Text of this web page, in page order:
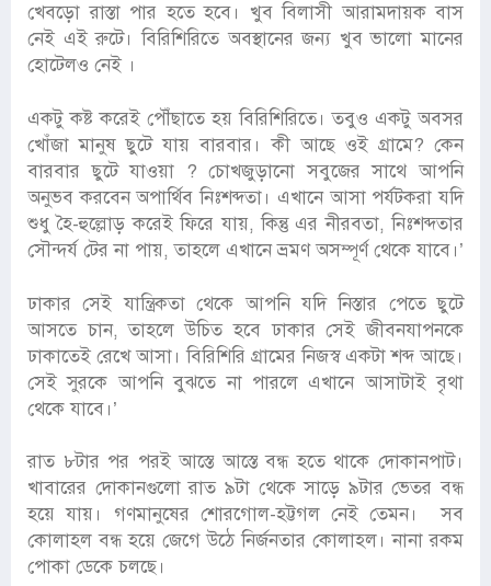
খেবড়ো রাস্তা পার হতে হবে। খুব বিলাসী আরামদায়ক বাস
নেই এই রুটে। বিরিশিরিতে অবস্থানের জন্য খুব ভালো মানের
হোটেলও নেই ।
একটু কষ্ট করেই পৌঁছাতে হয় বিরিশিরিতে। তবুও একটু অবসর
খোঁজা মানুষ ছুটে যায় বারবার। কী আছে ওই গ্রামে? কেন
বারবার ছুটে যাওয়া ? চোখজুড়ানো সবুজের সাথে আপনি
অনুভব করবেন অপার্থিব নিঃশব্দতা। এখানে আসা পর্যটকরা যদি
শুধু হৈ-হুল্লোড় করেই ফিরে যায়, কিন্তু এর নীরবতা, নিঃশব্দতার
সৌন্দর্য টের না পায়, তাহলে এখানে ভ্রমণ অসম্পূর্ণ থেকে যাবে।’
ঢাকার সেই যান্ত্রিকতা থেকে আপনি যদি নিস্তার পেতে ছুটে
আসতে চান, তাহলে উচিত হবে ঢাকার সেই জীবনযাপনকে
ঢাকাতেই রেখে আসা। বিরিশিরি গ্রামের নিজস্ব একটা শব্দ আছে।
সেই সুরকে আপনি বুঝতে না পারলে এখানে আসাটাই বৃথা
থেকে যাবে।’
রাত ৮টার পর পরই আস্তে আস্তে বন্ধ হতে থাকে দোকানপাট।
খাবারের দোকানগুলো রাত ৯টা থেকে সাড়ে ৯টার ভেতর বন্ধ
হয়ে যায়। গণমানুষের শোরগোল-হট্টগল নেই তেমন। সব
কোলাহল বন্ধ হয়ে জেগে উঠে নির্জনতার কোলাহল। নানা রকম
পোকা ডেকে চলছে।